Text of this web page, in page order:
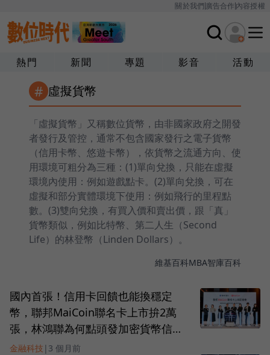
關於我們廣告合作內容授權
熱門 新聞 專題 影音 活動
# 虛擬貨幣
「虛擬貨幣」又稱數位貨幣，由非國家政府之開發
者發行及管控，通常不包含國家發行之電子貨幣
（信用卡幣、悠遊卡幣），依貨幣之流通方向、使
用環境可粗分為三種：(1)單向兌換，只能在虛擬
環境內使用：例如遊戲點卡。(2)單向兌換，可在
虛擬和部分實體環境下使用：例如飛行的里程點
數。(3)雙向兌換，有買入價和賣出價，跟「真」
貨幣類似，例如比特幣、第二人生（Second
Life）的林登幣（Linden Dollars）。
維基百科MBA智庫百科
國內首張！信用卡回饋也能換穩定
幣，聯邦MaiCoin聯名卡上市拚2萬
張，林鴻聯為何點頭發加密貨幣信用
卡？
金融科技 | 3 個月前